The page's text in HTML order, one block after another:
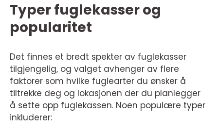
Typer fuglekasser og
popularitet
Det finnes et bredt spekter av fuglekasser
tilgjengelig, og valget avhenger av flere
faktorer som hvilke fuglearter du ønsker å
tiltrekke deg og lokasjonen der du planlegger
å sette opp fuglekassen. Noen populære typer
inkluderer: